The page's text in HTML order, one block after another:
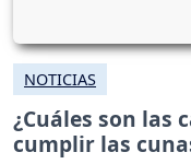
NOTICIAS
¿Cuáles son las
cumplir las